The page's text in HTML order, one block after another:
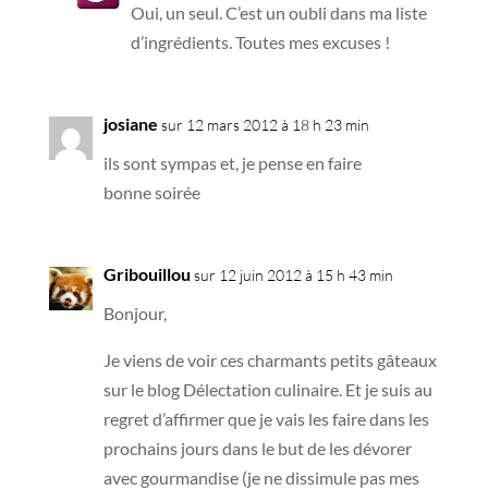
Oui, un seul. C’est un oubli dans ma liste
d’ingrédients. Toutes mes excuses !
josiane sur 12 mars 2012 à 18 h 23 min
ils sont sympas et, je pense en faire
bonne soirée
Gribouillou sur 12 juin 2012 à 15 h 43 min
Bonjour,
Je viens de voir ces charmants petits gâteaux
sur le blog Délectation culinaire. Et je suis au
regret d’affirmer que je vais les faire dans les
prochains jours dans le but de les dévorer
avec gourmandise (je ne dissimule pas mes